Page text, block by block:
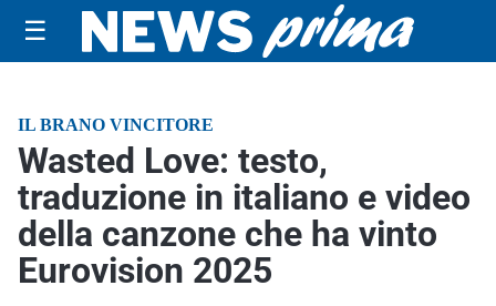
☰
IL BRANO VINCITORE
Wasted Love: testo,
traduzione in italiano e video
della canzone che ha vinto
Eurovision 2025